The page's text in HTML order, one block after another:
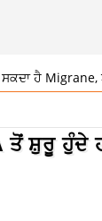
ਬਚਣ ਲਈ
ਤੋਂ ਸ਼ੁਰੂ ਹੁੰਦੇ